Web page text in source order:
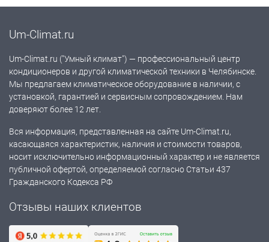
Um-Climat.ru
Um-Climat.ru ("Умный климат") — профессиональный центр
кондиционеров и другой климатической техники в Челябинске.
Мы предлагаем климатическое оборудование в наличии, с
установкой, гарантией и сервисным сопровождением. Нам
доверяют более 12 лет.
Вся информация, представленная на сайте Um-Climat.ru,
касающаяся характеристик, наличия и стоимости товаров,
носит исключительно информационный характер и не является
публичной офертой, определяемой согласно Статьи 437
Гражданского Кодекса РФ
Отзывы наших клиентов